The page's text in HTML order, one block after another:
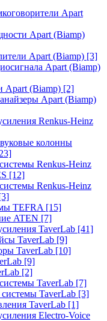
Apart
Apart (Biamp)
Apart (Biamp) [3]
Apart (Biamp)
Apart (Biamp) [2]
Apart (Biamp)
Renkus-Heinz
колонны
Renkus-Heinz
[12]
Renkus-Heinz
TEFRA [15]
ATEN [7]
TaverLab [41]
TaverLab [9]
TaverLab [10]
[9]
[2]
TaverLab [7]
TaverLab [3]
TaverLab [1]
Electro-Voice